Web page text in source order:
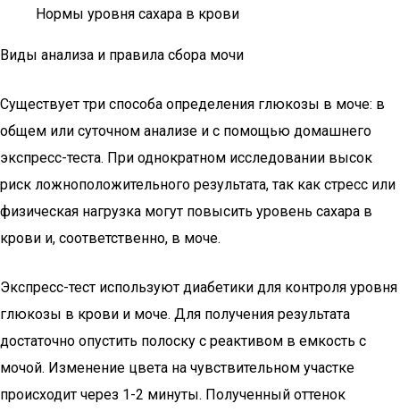
Нормы уровня сахара в крови
Виды анализа и правила сбора мочи
Существует три способа определения глюкозы в моче: в
общем или суточном анализе и с помощью домашнего
экспресс-теста. При однократном исследовании высок
риск ложноположительного результата, так как стресс или
физическая нагрузка могут повысить уровень сахара в
крови и, соответственно, в моче.
Экспресс-тест используют диабетики для контроля уровня
глюкозы в крови и моче. Для получения результата
достаточно опустить полоску с реактивом в емкость с
мочой. Изменение цвета на чувствительном участке
происходит через 1-2 минуты. Полученный оттенок